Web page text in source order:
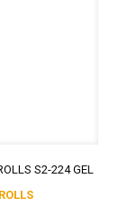
S2-224 GEL
ROLLS